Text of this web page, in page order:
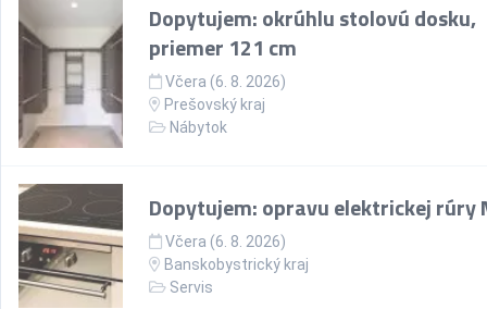
Dopytujem: okrúhlu stolovú dosku,
priemer 121 cm
Včera (6. 8. 2026)
Prešovský kraj
Nábytok
Dopytujem: opravu elektrickej rúry
Včera (6. 8. 2026)
Banskobystrický kraj
Servis